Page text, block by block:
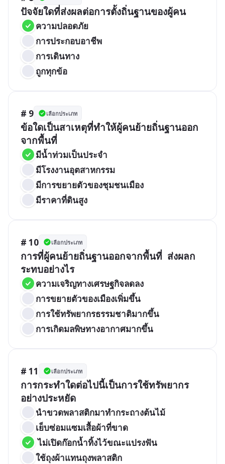
ปัจจัยใดที่ส่งผลต่อการตั้งถิ่นฐานของผู้คน
ความปลอดภัย
การประกอบอาชีพ
การเดินทาง
ถูกทุกข้อ
# 9 เลือกประเภท
ข้อใดเป็นสาเหตุที่ทำให้ผู้คนย้ายถิ่นฐานออก
จากพื้นที่
มีน้ำท่วมเป็นประจำ
มีโรงงานอุตสาหกรรม
มีการขยายตัวของชุมชนเมือง
มีราคาที่ดินสูง
# 10 เลือกประเภท
การที่ผู้คนย้ายถิ่นฐานออกจากพื้นที่  ส่งผลก
ระทบอย่างไร
ความเจริญทางเศรษฐกิจลดลง
การขยายตัวของเมืองเพิ่มขึ้น
การใช้ทรัพยากรธรรมชาติมากขึ้น
การเกิดมลพิษทางอากาศมากขึ้น
# 11 เลือกประเภท
การกระทำใดต่อไปนี้เป็นการใช้ทรัพยากร
อย่างประหยัด
นำขวดพลาสติกมาทำกระถางต้นไม้
เย็บซ่อมแซมเสื้อผ้าที่ขาด
ไม่เปิดก๊อกน้ำทิ้งไว้ขณะแปรงฟัน
ใช้ถุงผ้าแทนถุงพลาสติก